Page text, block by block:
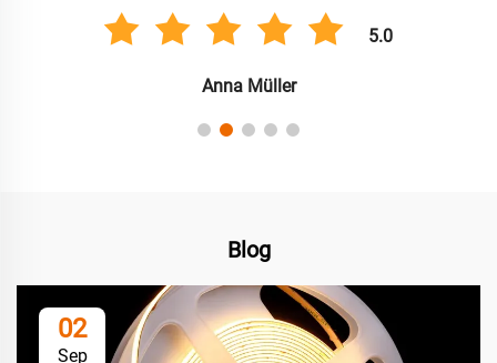
5.0
Anna Müller
Blog
02
Sep